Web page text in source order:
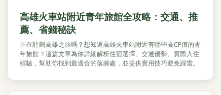
高雄火車站附近青年旅館全攻略：交通、推
薦、省錢秘訣
正在計劃高雄之旅嗎？想知道高雄火車站附近有哪些高CP值的青
年旅館？這篇文章為你詳細解析住宿選擇、交通優勢、實際入住
經驗，幫助你找到最適合的落腳處，並提供實用技巧避免踩雷。